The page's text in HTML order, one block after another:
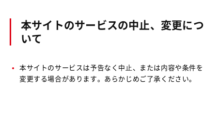
本サイトのサービスの中止、変更につ
いて
本サイトのサービスは予告なく中⽌、または内容や条件を
変更する場合があります。あらかじめご了承ください。